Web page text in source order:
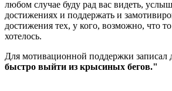
любом случае буду рад вас видеть,
достижениях и поддержать и
достижения тех, у кого, возможно, что
хотелось.
Для мотивационной поддержки записал
быстро выйти из крысиных бегов."